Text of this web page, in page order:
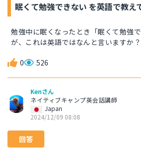
眠くて勉強できない を英語で教え
勉強中に眠くなったとき「眠くて勉強
が、これは英語ではなんと言いますか？
0 526
Kenさん
ネイティブキャンプ英会話講師
Japan
2024/12/09 08:08
回答